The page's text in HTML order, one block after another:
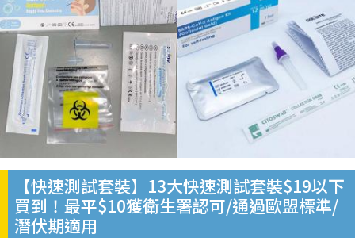
【快速測試套裝】13大快速測試套裝$19以下
買到！最平$10獲衛生署認可/通過歐盟標準/
潛伏期適用